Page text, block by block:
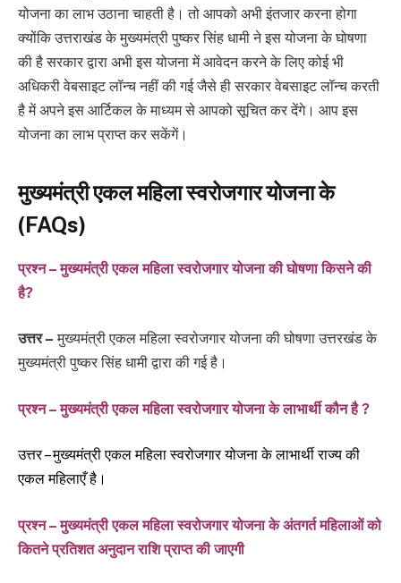
योजना का लाभ उठाना चाहती है। तो आपको अभी इंतजार करना होगा
क्योंकि उत्तराखंड के मुख्यमंत्री पुष्कर सिंह धामी ने इस योजना के घोषणा
की है सरकार द्वारा अभी इस योजना में आवेदन करने के लिए कोई भी
अधिकरी वेबसाइट लॉन्च नहीं की गई जैसे ही सरकार वेबसाइट लॉन्च करती
है में अपने इस आर्टिकल के माध्यम से आपको सूचित कर देंगे। आप इस
योजना का लाभ प्राप्त कर सकेंगें।
मुख्यमंत्री एकल महिला स्वरोजगार योजना के
(FAQs)
प्रश्न – मुख्यमंत्री एकल महिला स्वरोजगार योजना की घोषणा किसने की
है?
उत्तर – मुख्यमंत्री एकल महिला स्वरोजगार योजना की घोषणा उत्तरखंड के
मुख्यमंत्री पुष्कर सिंह धामी द्वारा की गई है।
प्रश्न – मुख्यमंत्री एकल महिला स्वरोजगार योजना के लाभार्थी कौन है ?
उत्तर – मुख्यमंत्री एकल महिला स्वरोजगार योजना के लाभार्थी राज्य की
एकल महिलाएँ है।
प्रश्न – मुख्यमंत्री एकल महिला स्वरोजगार योजना के अंतगर्त महिलाओं को
कितने प्रतिशत अनुदान राशि प्राप्त कीजाएगी